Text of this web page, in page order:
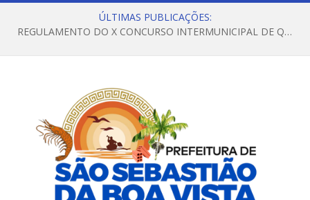
ÚLTIMAS PUBLICAÇÕES:
REGULAMENTO DO X CONCURSO INTERMUNICIPAL DE QUADRILHAS JUNINAS – 2026 – ARRAIÁ DA VENEZA